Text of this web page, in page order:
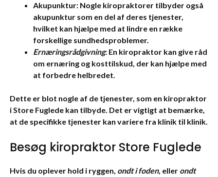
Akupunktur: Nogle kiropraktorer tilbyder også
akupunktur som en del af deres tjenester,
hvilket kan hjælpe med at lindre en række
forskellige sundhedsproblemer.
Ernæringsrådgivning: En kiropraktor kan give råd
om ernæring og kosttilskud, der kan hjælpe med
at forbedre helbredet.
Dette er blot nogle af de tjenester, som en kiropraktor
i Store Fuglede kan tilbyde. Det er vigtigt at bemærke,
at de specifikke tjenester kan variere fra klinik til klinik.
Besøg kiropraktor Store Fuglede
Hvis du oplever hold i ryggen, ondt i foden, eller ondt